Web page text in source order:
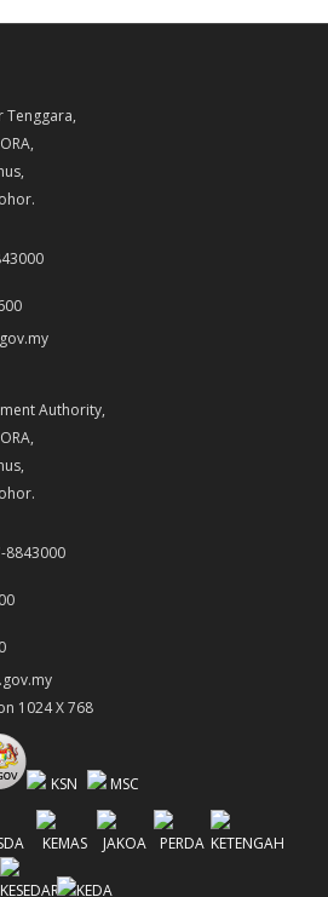
Tenggara,
Authority,
8843000
1024 X 768